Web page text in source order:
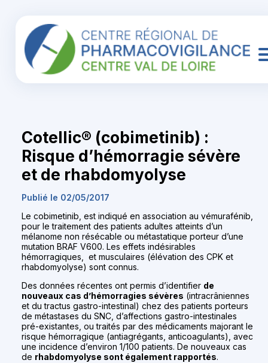
Cotellic® (cobimetinib) :
Risque d’hémorragie sévère
et de rhabdomyolyse
Publié le 02/05/2017
Le cobimetinib, est indiqué en association au vémurafénib,
pour le traitement des patients adultes atteints d’un
mélanome non résécable ou métastatique porteur d’une
mutation BRAF V600. Les effets indésirables
hémorragiques, et musculaires (élévation des CPK et
rhabdomyolyse) sont connus.
Des données récentes ont permis d’identifier de
nouveaux cas d’hémorragies sévères (intracrâniennes
et du tractus gastro-intestinal) chez des patients porteurs
de métastases du SNC, d’affections gastro-intestinales
pré-existantes, ou traités par des médicaments majorant le
risque hémorragique (antiagrégants, anticoagulants), avec
une incidence d’environ 1/100 patients. De nouveaux cas
de rhabdomyolyse sont également rapportés.